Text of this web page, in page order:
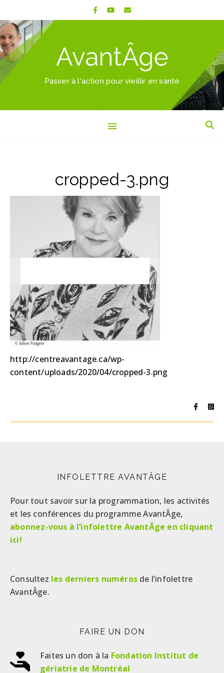
AvantÂge
Passer à l'action pour vieillir en santé
cropped-3.png
http://centreavantage.ca/wp-
content/uploads/2020/04/cropped-3.png
INFOLETTRE AVANTÂGE
Pour tout savoir sur la programmation, les activités
et les conférences du programme AvantÂge,
abonnez-vous à l’infolettre AvantÂge en cliquant
ici!
Consultez les derniers numéros de l’infolettre
AvantÂge.
FAIRE UN DON
Faites un don à la Fondation Institut de
gériatrie de Montréal